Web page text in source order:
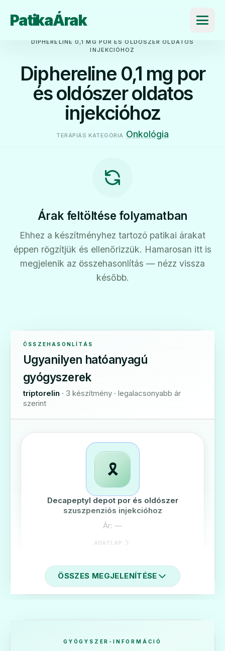
PatikaÁrak
DIPHERELINE 0,1 MG POR ÉS OLDÓSZER OLDATOS
INJEKCIÓHOZ
Diphereline 0,1 mg por
és oldószer oldatos
injekcióhoz
TERÁPIÁS KATEGÓRIA Onkológia
Árak feltöltése folyamatban
Ehhez a készítményhez tartozó patikai árakat
éppen rögzítjük és ellenőrizzük. Hamarosan itt is
megjelenik az összehasonlítás — nézz vissza
később.
ÖSSZEHASONLÍTÁS
Ugyanilyen hatóanyagú
gyógyszerek
triptorelin · 3 készítmény · legalacsonyabb ár
szerint
🎗️
Decapeptyl depot por és oldószer
szuszpenziós injekcióhoz
Ár: —
ADATLAP
Diphereline SR 11,25 mg por és oldószer
ÖSSZES MEGJELENÍTÉSE
GYÓGYSZER-INFORMÁCIÓ